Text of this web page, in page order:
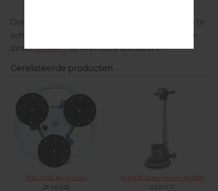
Overweeg je om een Trivo Disc borstelset aan te
schaffen of wil je vrijblijvend advies? Neem dan
directcontactop met onze adviseurs!
Gerelateerde producten
TRIVO DISC tbv Numatic
23.46.018
NUMATIC Boenmachine HFM1515R
22.11.071